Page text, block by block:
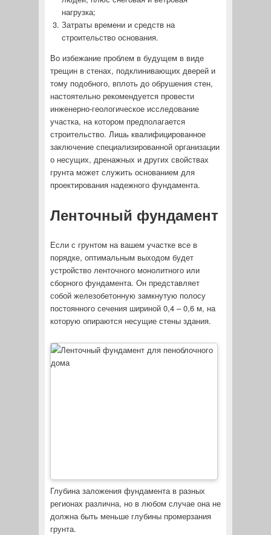
нагрузка;
Затраты времени и средств на
строительство основания.
Во избежание проблем в будущем в виде
трещин в стенах, подклинивающих дверей и
тому подобного, вплоть до обрушения стен,
настоятельно рекомендуется провести
инженерно-геологическое исследование
участка, на котором предполагается
строительство. Лишь квалифицированное
заключение специализированной организации
о несущих, дренажных и других свойствах
грунта может служить основанием для
проектирования надежного фундамента.
Ленточный фундамент
Если с грунтом на вашем участке все в
порядке, оптимальным выходом будет
устройство ленточного монолитного или
сборного фундамента. Он представляет
собой железобетонную замкнутую полосу
постоянного сечения шириной 0,4 – 0,6 м, на
которую опираются несущие стены здания.
Глубина заложения фундамента в разных
регионах различна, но в любом случае она не
должна быть меньше глубины промерзания
грунта.